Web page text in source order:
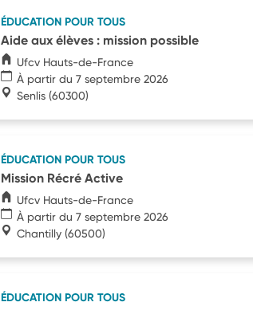
ÉDUCATION POUR TOUS
Aide aux élèves : mission possible
Ufcv Hauts-de-France
À partir du 7 septembre 2026
Senlis (60300)
ÉDUCATION POUR TOUS
Mission Récré Active
Ufcv Hauts-de-France
À partir du 7 septembre 2026
Chantilly (60500)
ÉDUCATION POUR TOUS